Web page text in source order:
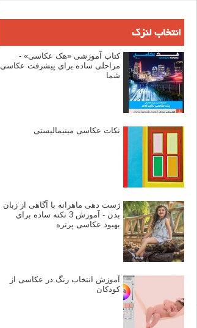
انتخاب لنزک
کتاب آموزشی «هک عکاسی» -
مراحلی ساده برای پیشرفت عکاسی
شما
نکات عکاسی مینیمالیستی
ژست دهی ماهرانه با آگاهی از زبان
بدن - آموزش 3 نکته ساده برای
بهبود عکاسی پرتره
آموزش انتخاب رنگ در عکاسی از
کودکان